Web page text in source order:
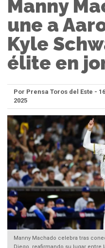
Manny
une a
Kyle
élite en
Por Prensa Toros del Este -
2025
Manny Machado celebra tras
Diego, reafirmando su lugar entre